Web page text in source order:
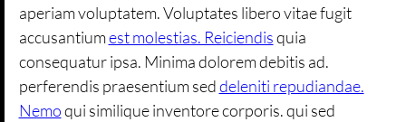
aperiam voluptatem. Voluptates libero vitae fugit
accusantiumest molestias. Reiciendisquia
consequatur ipsa. Minima dolorem debitis ad.
perferendis praesentium seddeleniti repudiandae.
Nemoqui similique inventore corporis. qui sed